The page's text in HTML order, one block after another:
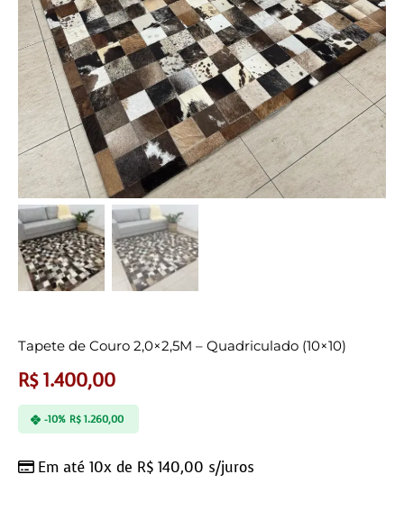
Tapete de Couro 2,0×2,5M – Quadriculado (10×10)
R$1.400,00
Em até 10x de R$ 140,00 s/juros
-10% R$1.260,00